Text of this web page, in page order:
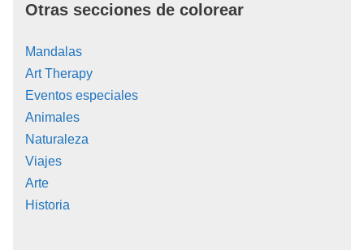
Otras secciones de colorear
Mandalas
Art Therapy
Eventos especiales
Animales
Naturaleza
Viajes
Arte
Historia